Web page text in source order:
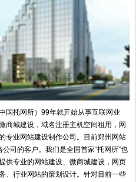
托网所）99年就开始从事互联网业
商城建设，域名注册主机空间租用，网
专业网站建设制作公司。目前郑州网站
司的客户。我们是全国首家“托网所”也
供专业的网站建设、微商城建设，网页
、行业网站的策划设计。针对目前一些